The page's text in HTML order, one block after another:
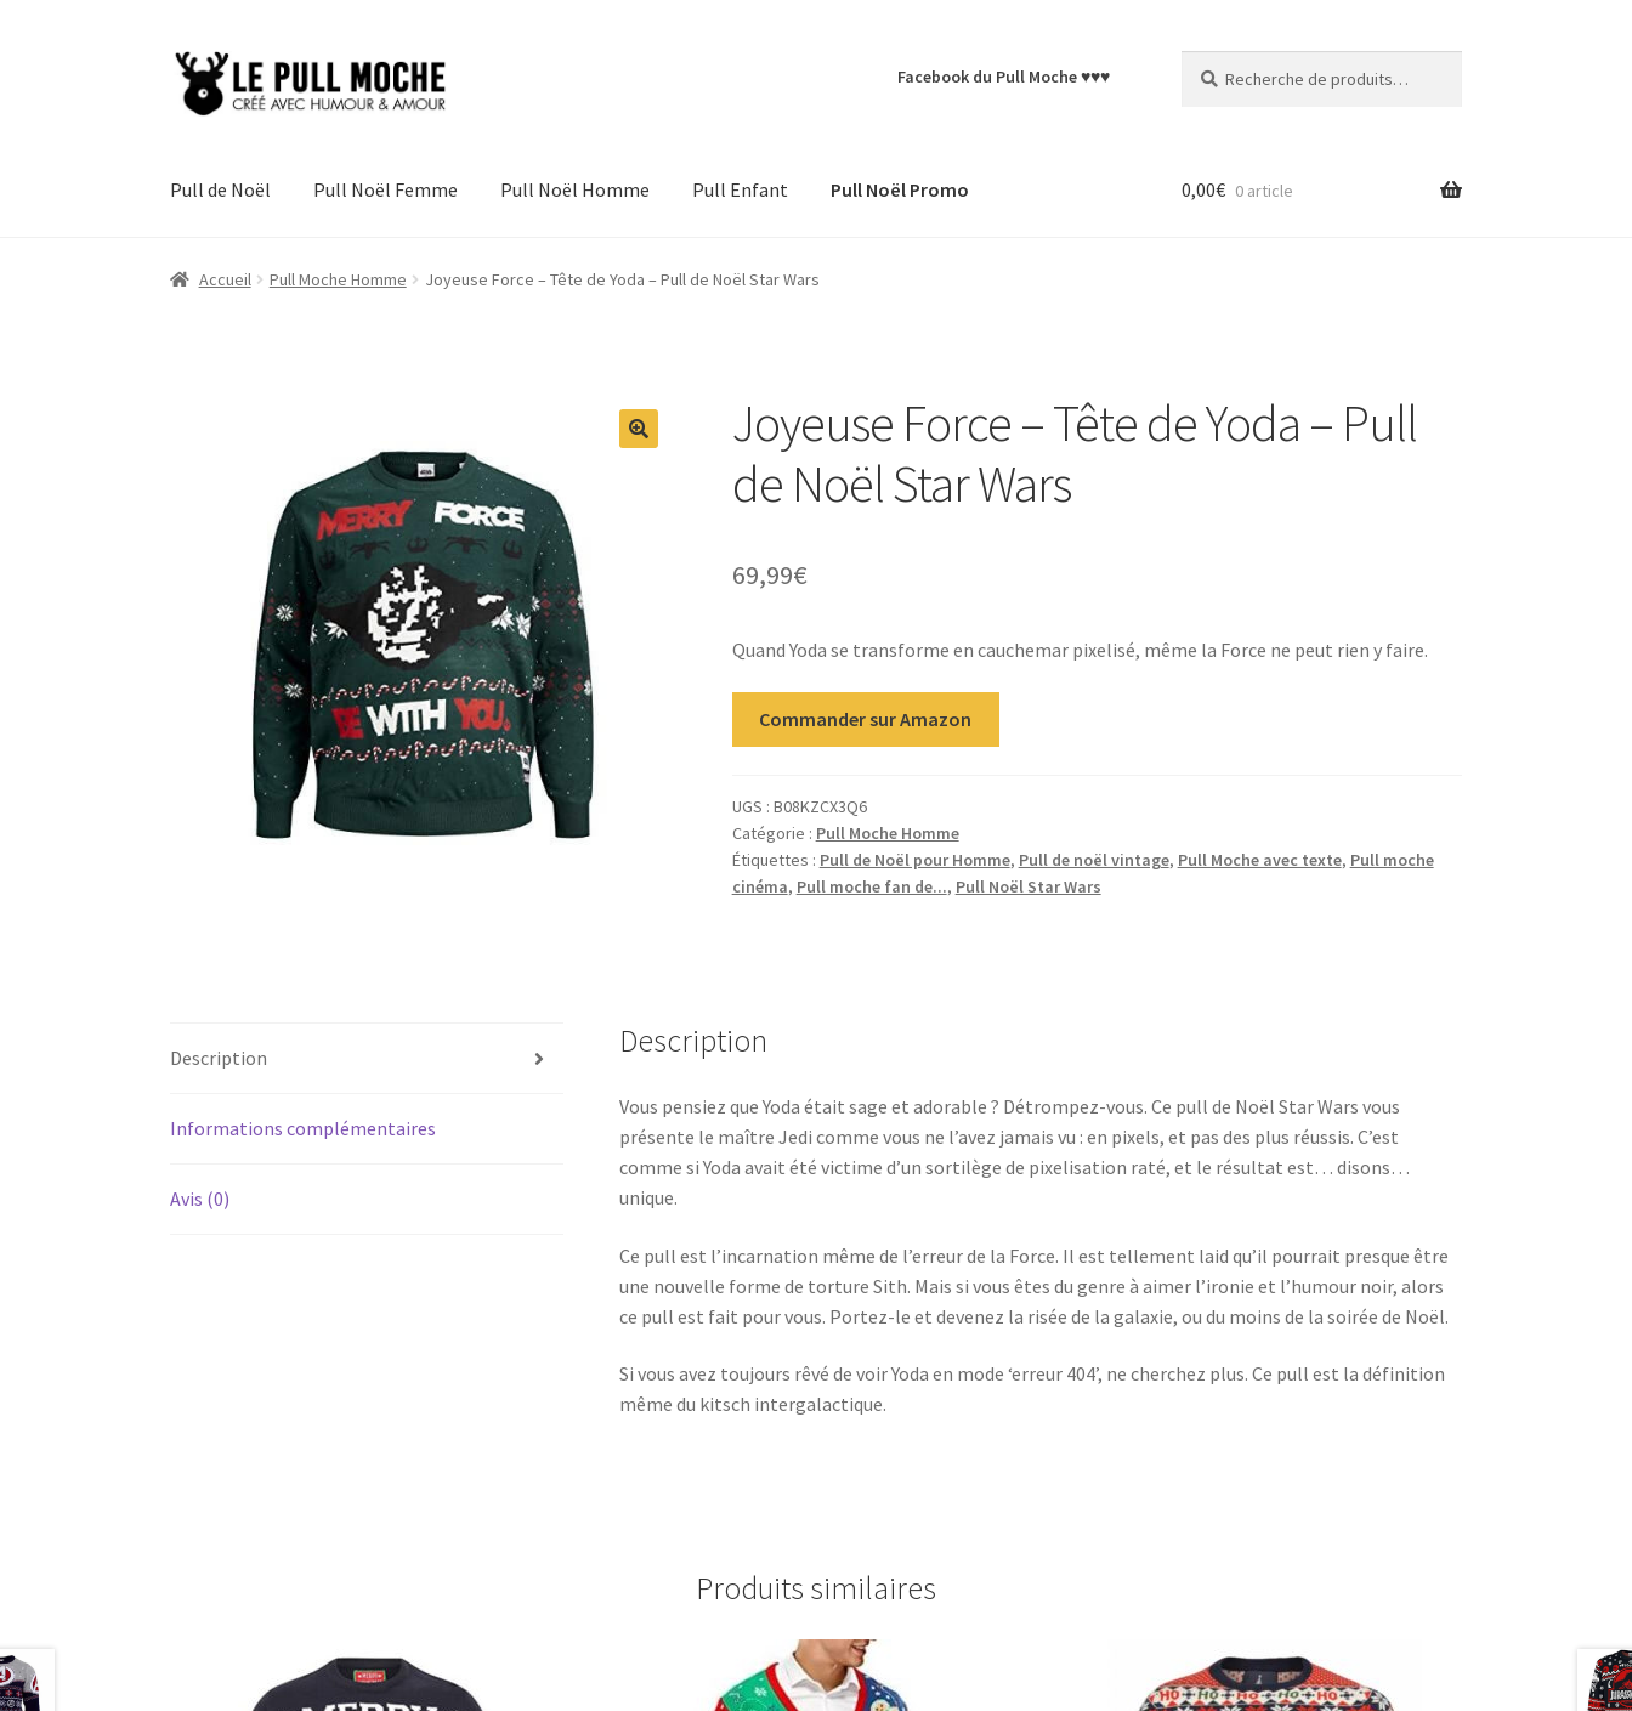
Aller
Aller
au
Facebook du Pull Moche ♥♥♥
pour :
Pull de Noël Pull Noël Femme Pull Noël Homme Pull Enfant Pull Noël Promo 0,00€ 0 article
Accueil Pull Moche Homme Joyeuse Force – Tête de Yoda – Pull de Noël Star Wars
Joyeuse Force – Tête de Yoda – Pull
de Noël Star Wars
69,99€
Quand Yoda se transforme en cauchemar pixelisé, même la Force ne peut rien y faire.
Commander sur Amazon
UGS : B08KZCX3Q6
Catégorie : Pull Moche Homme
Étiquettes : Pull de Noël pour Homme, Pull de noël vintage, Pull Moche avec texte, Pull moche
cinéma, Pull moche fan de..., Pull Noël Star Wars
Description
Informations complémentaires
Avis (0)
Description
Vous pensiez que Yoda était sage et adorable ? Détrompez-vous. Ce pull de Noël Star Wars vous
présente le maître Jedi comme vous ne l’avez jamais vu : en pixels, et pas des plus réussis. C’est
comme si Yoda avait été victime d’un sortilège de pixelisation raté, et le résultat est… disons…
unique.
Ce pull est l’incarnation même de l’erreur de la Force. Il est tellement laid qu’il pourrait presque être
une nouvelle forme de torture Sith. Mais si vous êtes du genre à aimer l’ironie et l’humour noir, alors
ce pull est fait pour vous. Portez-le et devenez la risée de la galaxie, ou du moins de la soirée de Noël.
Si vous avez toujours rêvé de voir Yoda en mode ‘erreur 404’, ne cherchez plus. Ce pull est la définition
même du kitsch intergalactique.
Produits similaires